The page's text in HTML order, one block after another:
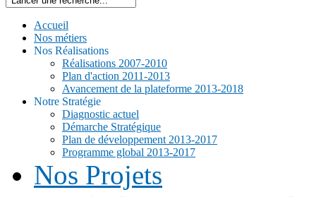
Accueil
Nos métiers
Nos Réalisations
Réalisations 2007-2010
Plan d'action 2011-2013
Avancement de la plateforme 2013-2018
Notre Stratégie
Diagnostic actuel
Démarche Stratégique
Plan de développement 2013-2017
Programme global 2013-2017
Nos Projets